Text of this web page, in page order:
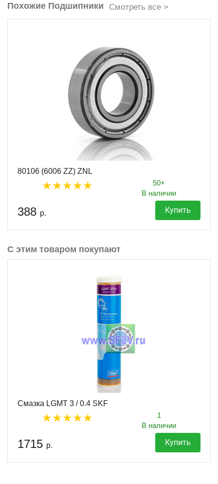
Похожие Подшипники Смотреть все >
80106 (6006 ZZ) ZNL
50+
В наличии
388 р. Купить
С этим товаром покупают
Смазка LGMT 3 / 0.4 SKF
1
В наличии
1715 р. Купить